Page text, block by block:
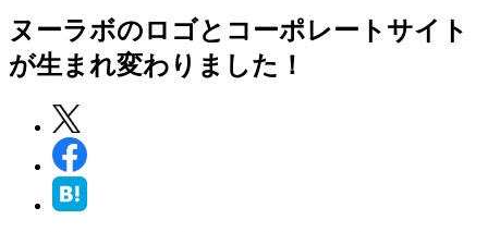
ヌーラボのロゴとコーポレートサイト
が生まれ変わりました！